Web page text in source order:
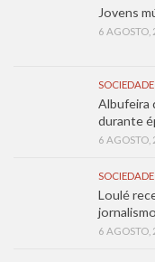
Jovens
6 AGOSTO,
SOCIEDADE
Albufeira
durante
6 AGOSTO,
SOCIEDADE
Loulé
jornalismo
6 AGOSTO,